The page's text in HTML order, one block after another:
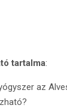
tartalma:
az